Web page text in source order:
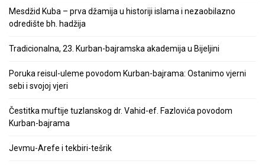
Mesdžid Kuba – prva džamija u historiji islama i nezaobilazno
odredište bh. hadžija
Tradicionalna, 23. Kurban-bajramska akademija u Bijeljini
Poruka reisul-uleme povodom Kurban-bajrama: Ostanimo vjerni
sebi i svojoj vjeri
Čestitka muftije tuzlanskog dr. Vahid-ef. Fazlovića povodom
Kurban-bajrama
Jevmu-Arefe i tekbiri-tešrik